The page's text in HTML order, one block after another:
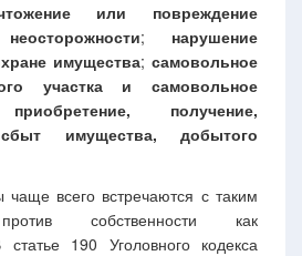
или повреждение
; нарушение
имущества; самовольное
участка и самовольное
приобретение, получение,
имущества, добытого
чаще всего встречаются с таким
собственности как
190 Уголовного кодекса